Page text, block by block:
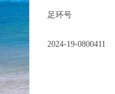
足环号
2024-19-0800411